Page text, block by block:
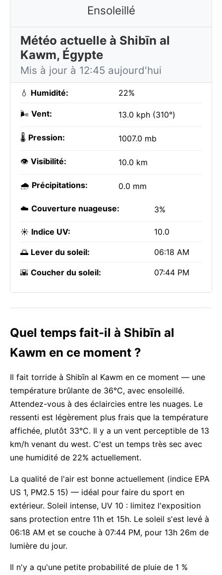
Ensoleillé
Météo actuelle à Shibīn al
Kawm, Égypte
Mis à jour à 12:45 aujourd'hui
💧 Humidité: 22%
🌬️ Vent: 13.0 kph (310°)
🌡️ Pression: 1007.0 mb
👁️ Visibilité: 10.0 km
🌧️ Précipitations: 0.0 mm
☁️ Couverture nuageuse: 3%
☀️ Indice UV: 10.0
🌅 Lever du soleil: 06:18 AM
🌇 Coucher du soleil: 07:44 PM
Quel temps fait-il à Shibīn al
Kawm en ce moment ?
Il fait torride à Shibīn al Kawm en ce moment — une
température brûlante de 36°C, avec ensoleillé.
Attendez-vous à des éclaircies entre les nuages. Le
ressenti est légèrement plus frais que la température
affichée, plutôt 33°C. Il y a un vent perceptible de 13
km/h venant du west. C'est un temps très sec avec
une humidité de 22% actuellement.
La qualité de l'air est bonne actuellement (indice EPA
US 1, PM2.5 15) — idéal pour faire du sport en
extérieur. Soleil intense, UV 10 : limitez l'exposition
sans protection entre 11h et 15h. Le soleil s'est levé à
06:18 AM et se couche à 07:44 PM, pour 13h 26m de
lumière du jour.
Il n'y a qu'une petite probabilité de pluie de 1 %